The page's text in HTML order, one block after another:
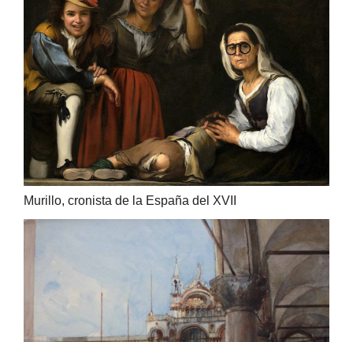
Murillo, cronista de la España del XVII